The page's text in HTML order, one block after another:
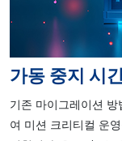
가동 중지 시
기존 마이그레이션
여 미션 크리티컬 운